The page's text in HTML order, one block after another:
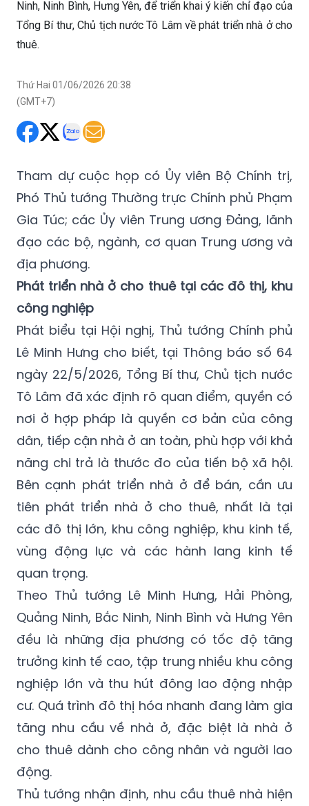
Ninh, Ninh Bình, Hưng Yên, để triển khai ý kiến chỉ đạo của
Tổng Bí thư, Chủ tịch nước Tô Lâm về phát triển nhà ở cho
thuê.
Thứ Hai 01/06/2026 20:38
(GMT+7)
Tham dự cuộc họp có Ủy viên Bộ Chính trị,
Phó Thủ tướng Thường trực Chính phủ Phạm
Gia Túc; các Ủy viên Trung ương Đảng, lãnh
đạo các bộ, ngành, cơ quan Trung ương và
địa phương.
Phát triển nhà ở cho thuê tại các đô thị, khu
công nghiệp
Phát biểu tại Hội nghị, Thủ tướng Chính phủ
Lê Minh Hưng cho biết, tại Thông báo số 64
ngày 22/5/2026, Tổng Bí thư, Chủ tịch nước
Tô Lâm đã xác định rõ quan điểm, quyền có
nơi ở hợp pháp là quyền cơ bản của công
dân, tiếp cận nhà ở an toàn, phù hợp với khả
năng chi trả là thước đo của tiến bộ xã hội.
Bên cạnh phát triển nhà ở để bán, cần ưu
tiên phát triển nhà ở cho thuê, nhất là tại
các đô thị lớn, khu công nghiệp, khu kinh tế,
vùng động lực và các hành lang kinh tế
quan trọng.
Theo Thủ tướng Lê Minh Hưng, Hải Phòng,
Quảng Ninh, Bắc Ninh, Ninh Bình và Hưng Yên
đều là những địa phương có tốc độ tăng
trưởng kinh tế cao, tập trung nhiều khu công
nghiệp lớn và thu hút đông lao động nhập
cư. Quá trình đô thị hóa nhanh đang làm gia
tăng nhu cầu về nhà ở, đặc biệt là nhà ở
cho thuê dành cho công nhân và người lao
động.
Thủ tướng nhận định, nhu cầu thuê nhà hiện